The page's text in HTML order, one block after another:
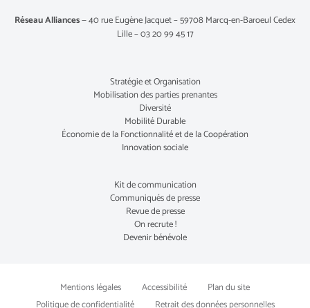
Réseau Alliances— 40 rue Eugène Jacquet – 59708 Marcq-en-Baroeul Cedex
Lille – 03 20 99 45 17
Stratégie et Organisation
Mobilisation des parties prenantes
Diversité
Mobilité Durable
Économie de la Fonctionnalité et de la Coopération
Innovation sociale
Kit de communication
Communiqués de presse
Revue de presse
On recrute !
Devenir bénévole
Mentions légales Accessibilité
Plan du site
Politique de confidentialité
Retrait des données personnelles